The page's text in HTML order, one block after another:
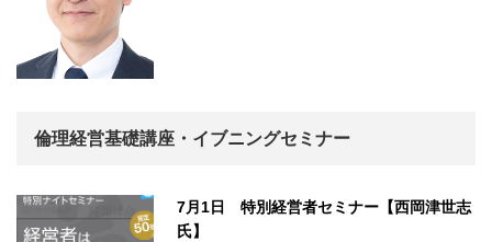
倫理経営基礎講座・イブニングセミナー
7月1日 特別経営者セミナー【西岡津世志
氏】